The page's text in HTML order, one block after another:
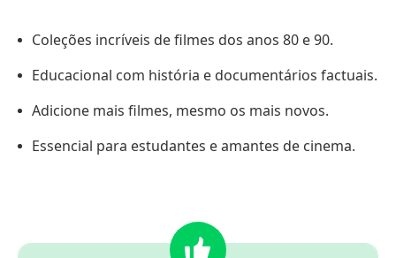
Coleções incríveis de filmes dos anos 80 e 90.
Educacional com história e documentários factuais.
Adicione mais filmes, mesmo os mais novos.
Essencial para estudantes e amantes de cinema.